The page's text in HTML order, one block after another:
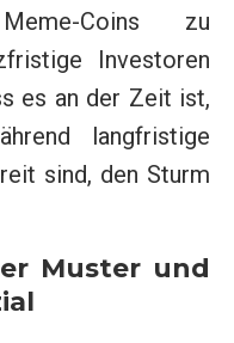
Coins zu
Investoren
es an der Zeit ist,
langfristige
sind, den Sturm
Muster und